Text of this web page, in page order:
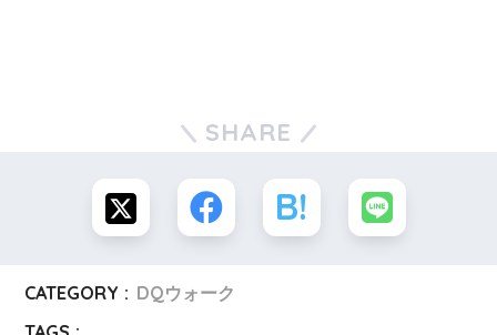
SHARE
CATEGORY : DQウォーク